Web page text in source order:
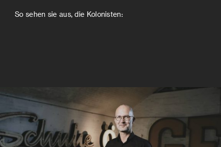
So sehen sie aus, die Kolonisten: